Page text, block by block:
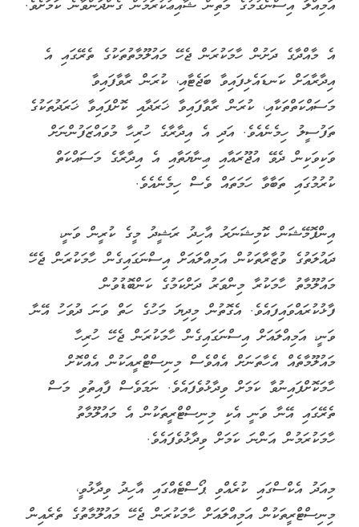
އަމިއްލަ އިސްނެގުމުގެ މަތިން ޝާއިޢުކުރަމުން ގެންދަންވާނެ ކަމަށެވެ.
އެ މާއްދާގެ ދަށުން ހާމަކުރަން ޖެހޭ މައުލޫމާތުތަކުގެ ތެރޭގައި އެ
އިދާރާއަށް ކަނޑައެޅިފައިވާ ބަޖެޓާއި، ކުރަން ރާވާފައިވާ
މަސައްކަތްތަކާއި، ކުރަން ރާވާފައިވާ ޚަރަދާއި ކޮށްފައިވާ ޚަރަދުތަކުގެ
ތަފުސީލު ހިމެނެއެވެ. އަދި އެ އިދާރާގެ ހުރިހާ މުވައްޒަފުންނަށް
ވަކިވަކިން ދެވޭ އުޖޫރައާއި ޢިނާޔަތާއި އެ އިދާރާގެ މަސައްކަތް
ކުރުމުގައި ތަބާވާ ހަމަތައް ވެސް ހިމެނެއެވެ.
އިންފޮމޭޝަން ކޮމިޝަނަރު އާހިދު ރަޝީދު މީގެ ކުރީން ވަނީ،
ދައުލަތުގެ ވުޒާރާތަކުން އަމިއްލައަށް އިސްނަގައިގެން ހާމަކުރަން ޖެހޭ
މައުލޫމާތު ހާމަކުރާ މިންވަރު ދަށްކަމުގެ ކަންބޮޑުވުން
ފާޅުކުރައްވައިފައެވެ. އެގޮތުން މިދިޔަ މަހުގެ ހަތް ވަނަ ދުވަހު އޭނާ
ވަނީ، އަމިއްލައަށް އިސްނަގައިގެން ހާމަކުރަން ޖެހޭ ހުރިހާ
މައުލޫމާތެއް އެހާތަނަށް އެއްވެސް މިނިސްޓްރީއަކުން އެއްކޮށް
ހާމަކޮށްފައިނުވާ ކަމަށް ވިދާޅުވެފައެވެ. ނަމަވެސް ފާއިތުވި މަސް
ތެރޭގައި އޭނާ ވަނީ އެކި މިނިސްޓްރީތަކުން އެ މައުލޫމާތު
ހާމަކުރަމުން އަންނަ ކަމަށް ވިދާޅުވެފައެވެ.
މިއަދު އެކްސްގައި ކުރެއްވި ޕޯސްޓެއްގައި އާހިދު ވިދާޅުވީ،
މިނިސްޓްރީތަކުން އަމިއްލައަށް ހާމަކުރަން ޖެހޭ މައުލޫމާތުގެ ތެރެއިން